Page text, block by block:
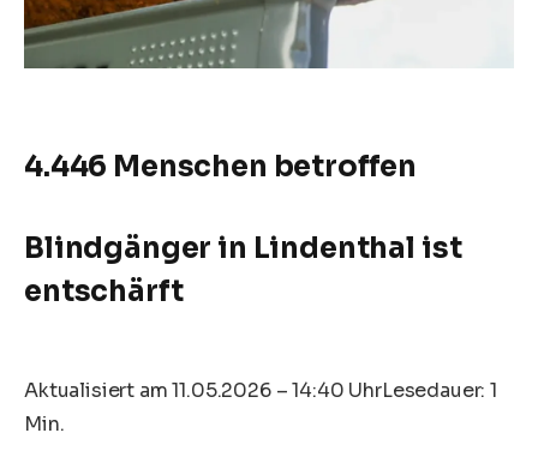
4.446 Menschen betroffen
Blindgänger in Lindenthal ist
entschärft
Aktualisiert am 11.05.2026 – 14:40 UhrLesedauer: 1
Min.